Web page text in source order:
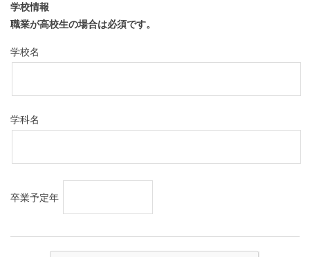
学校情報
職業が高校生の場合は必須です。
学校名
学科名
卒業予定年